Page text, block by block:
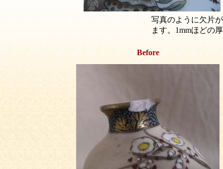
写真のように欠片
ます。1mmほどの
Before